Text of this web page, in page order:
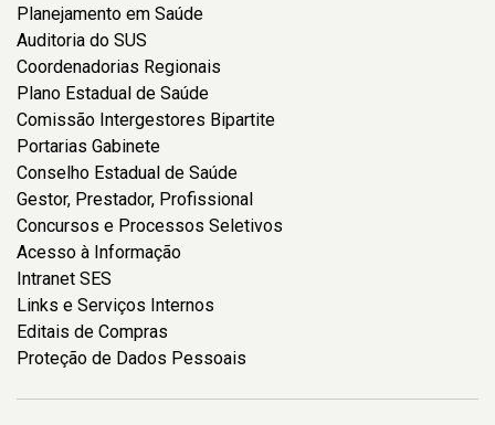
Planejamento em Saúde
Auditoria do SUS
Coordenadorias Regionais
Plano Estadual de Saúde
Comissão Intergestores Bipartite
Portarias Gabinete
Conselho Estadual de Saúde
Gestor, Prestador, Profissional
Concursos e Processos Seletivos
Acesso à Informação
Intranet SES
Links e Serviços Internos
Editais de Compras
Proteção de Dados Pessoais